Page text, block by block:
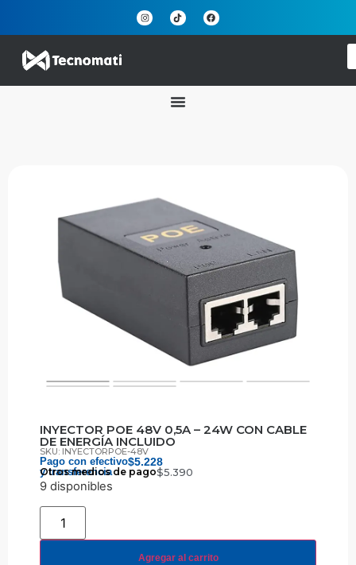
INYECTOR POE 48V 0,5A – 24W CON CABLE
DE ENERGÍA INCLUIDO
SKU: INYECTORPOE-48V
Pago con efectivo
y transferencia
$5.228
Otros medios de pago$5.390
9 disponibles
Agregar al carrito